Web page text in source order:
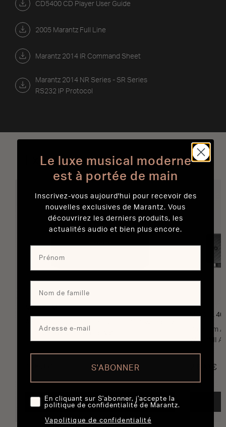
CD5400 CD Player User Guide
2005 Marantz Full Line
Marantz 2014 IR Command Sheet
Marantz 2014 NR Series - SR Series
RS232 IP Protocol
Explorer nos meilleures ventes
MODEL M1
AJOUTER AU PANIER
MODEL
Premium
W, HDMI
2 600 €
Le luxe musical moderne
est à portée de main
Inscrivez-vous aujourd'hui pour recevoir des
nouvelles exclusives de Marantz. Vous
découvrirez les derniers produits, les
actualités audio et bien plus encore.
S'ABONNER
En cliquant sur S'abonner, j'accepte la
politique de confidentialité de Marantz.
Vapolitique de confidentialité